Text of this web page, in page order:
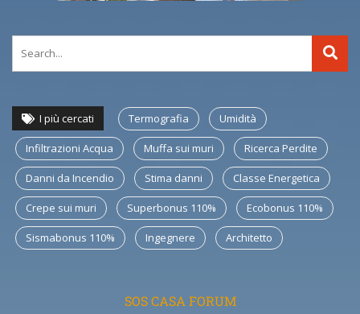
I più cercati Termografia Umidità
Infiltrazioni Acqua Muffa sui muri Ricerca Perdite
Danni da Incendio Stima danni Classe Energetica
Crepe sui muri Superbonus 110% Ecobonus 110%
Sismabonus 110% Ingegnere Architetto
SOS CASA FORUM